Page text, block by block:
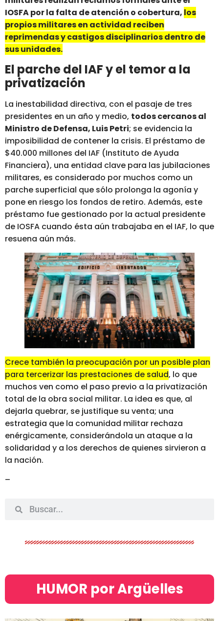
IOSFA por la falta de atención o cobertura, los
propios militares en actividad reciben
reprimendas y castigos disciplinarios dentro de
sus unidades.
El parche del IAF y el temor a la
privatización
La inestabilidad directiva, con el pasaje de tres
presidentes en un año y medio, todos cercanos al
Ministro de Defensa, Luis Petri; se evidencia la
imposibilidad de contener la crisis. El préstamo de
$40.000 millones del IAF (Instituto de Ayuda
Financiera), una entidad clave para las jubilaciones
militares, es considerado por muchos como un
parche superficial que sólo prolonga la agonía y
pone en riesgo los fondos de retiro. Además, este
préstamo fue gestionado por la actual presidente
de IOSFA cuando ésta aún trabajaba en el IAF, lo que
resuena aún más.
Crece también la preocupación por un posible plan
para tercerizar las prestaciones de salud, lo que
muchos ven como el paso previo a la privatización
total de la obra social militar. La idea es que, al
dejarla quebrar, se justifique su venta; una
estrategia que la comunidad militar rechaza
enérgicamente, considerándola un ataque a la
solidaridad y a los derechos de quienes sirvieron a
la nación.
–
HUMOR por Argüelles​